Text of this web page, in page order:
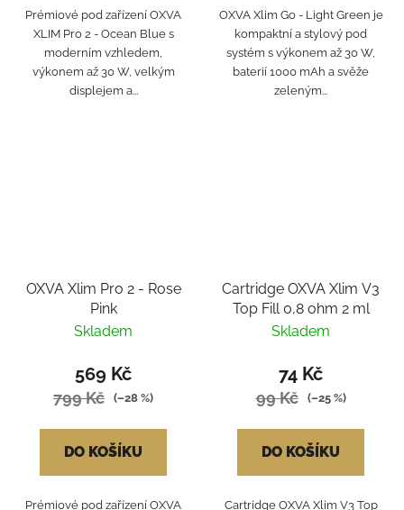
Prémiové pod zařízení OXVA
XLIM Pro 2 - Ocean Blue s
moderním vzhledem,
výkonem až 30 W, velkým
displejem a...
OXVA Xlim Go - Light Green je
kompaktní a stylový pod
systém s výkonem až 30 W,
baterií 1000 mAh a svěže
zeleným...
OXVA Xlim Pro 2 - Rose
Pink
Skladem
569 Kč
799 Kč (–28 %)
DO KOŠÍKU
Prémiové pod zařízení OXVA
Cartridge OXVA Xlim V3
Top Fill 0,8 ohm 2 ml
Skladem
74 Kč
99 Kč (–25 %)
DO KOŠÍKU
Cartridge OXVA Xlim V3 Top